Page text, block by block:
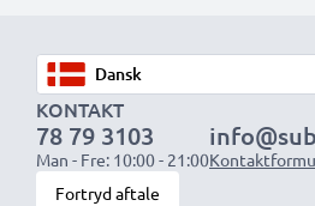
KONTAKT
78 79 3103
Man - Fre: 10:00 - 21:00
Fortryd aftale